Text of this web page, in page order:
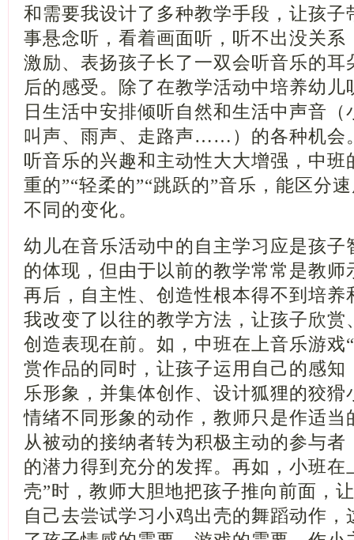
和需要我设计了多种教学手段，让孩子
事悬念听，看着画面听，听不出没关系
激励、表扬孩子长了一双会听音乐的耳
后的感受。除了在教学活动中培养幼
日生活中安排倾听自然和生活中声音
叫声、雨声、走路声……）的各种机会
听音乐的兴趣和主动性大大增强，中班
重的”“轻柔的”“跳跃的”音乐，能区分
不同的变化。
幼儿在音乐活动中的自主学习应是孩子
的体现，但由于以前的教学常常是教师
再后，自主性、创造性根本得不到培养
我改变了以往的教学方法，让孩子欣赏
创造表现在前。如，中班在上音乐游戏
赏作品的同时，让孩子运用自己的感知
乐形象，并集体创作、设计狐狸的狡猾
情绪不同形象的动作，教师只是作适当
从被动的接纳者转为积极主动的参与
的潜力得到充分的发挥。再如，小班在
壳”时，教师大胆地把孩子推向前面，
自己去尝试学习小鸡出壳的舞蹈动作